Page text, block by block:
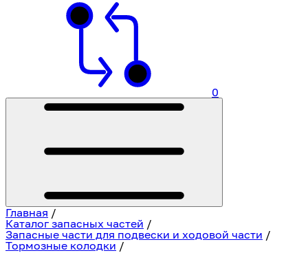
0
Главная /
Каталог запасных частей /
Запасные части для подвески и ходовой части /
Тормозные колодки /